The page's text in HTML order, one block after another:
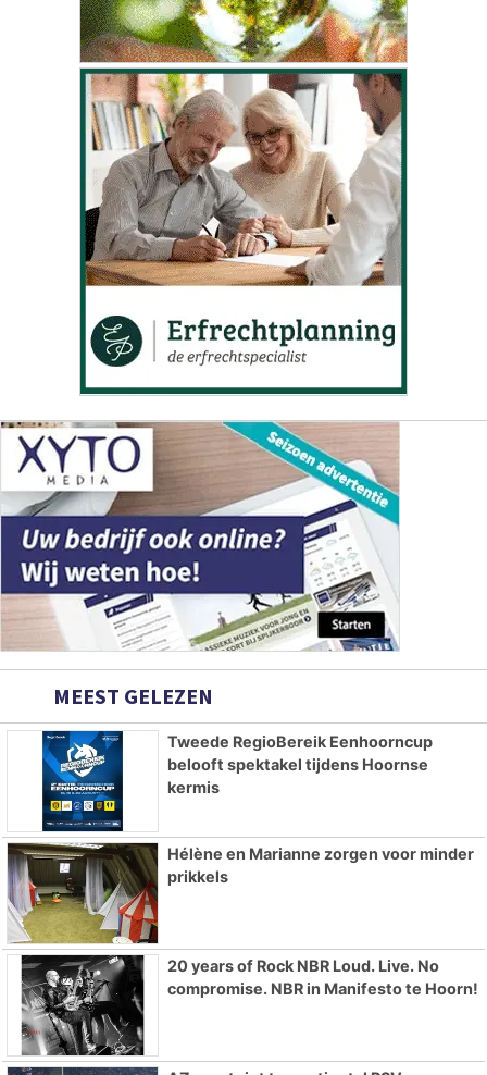
MEEST GELEZEN
Tweede RegioBereik Eenhoorncup
belooft spektakel tijdens Hoornse
kermis
Hélène en Marianne zorgen voor minder
prikkels
20 years of Rock NBR Loud. Live. No
compromise. NBR in Manifesto te Hoorn!